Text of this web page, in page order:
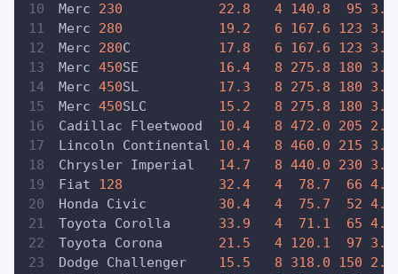
Merc 230 22.8 4 140.8 95
Merc 280 19.2 6 167.6 123
Merc 280C 17.8 6 167.6 123
Merc 450SE 16.4 8 275.8 180
Merc 450SL 17.3 8 275.8 180
Merc 450SLC 15.2 8 275.8 180
Cadillac Fleetwood 10.4 8 472.0 205
Lincoln Continental 10.4 8 460.0 215
Chrysler Imperial 14.7 8 440.0 230
Fiat 128 32.4 4 78.7 66
Honda Civic 30.4 4 75.7 52
Toyota Corolla 33.9 4 71.1 65
Toyota Corona 21.5 4 120.1 97
Dodge Challenger 15.5 8 318.0 150